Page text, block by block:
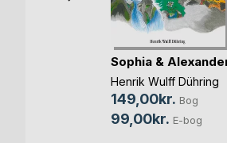
Sophia &
Henrik Wulff Dühring
149,00kr. Bog
99,00kr. E-bog